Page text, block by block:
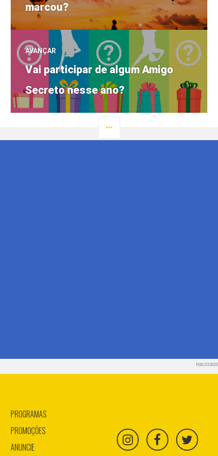
Post
anterior:
marcou?
AVANÇAR
Próximo
post:
Vai participar de algum Amigo
Secreto nesse ano?
PUBLICIDADE
PROGRAMAS
PROMOÇÕES
ANUNCIE